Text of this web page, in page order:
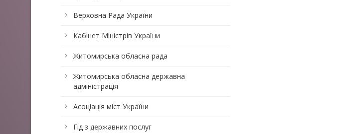
Верховна Рада України
Кабінет Міністрів України
Житомирська обласна рада
Житомирська обласна державна
адміністрація
Асоціація міст України
Гід з державних послуг